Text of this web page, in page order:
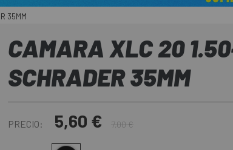
35MM
CAMARA XLC 20
SCHRADER 35MM
PRECIO: 5,60 € 7,00 €